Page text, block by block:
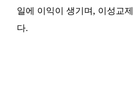
일에 이익이 생기며, 이성교
다.